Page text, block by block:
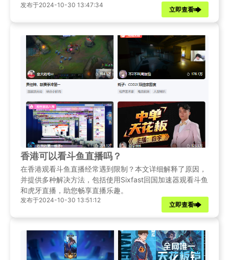
发布于2024-10-30 13:47:34
立即查看
香港可以看斗鱼直播吗？
在香港观看斗鱼直播经常遇到限制？本文详细解释了原因，
并提供多种解决方法，包括使用Sixfast回国加速器观看斗鱼
和虎牙直播，助您畅享直播乐趣。
发布于2024-10-30 13:51:12
立即查看